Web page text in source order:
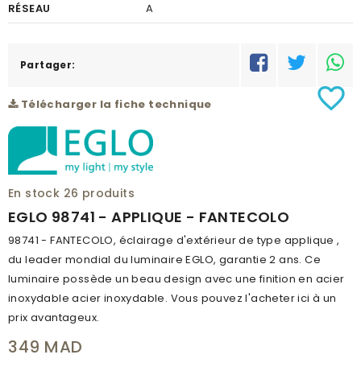
RÉSEAU
A
Partager:
Télécharger la fiche technique
En stock 26 produits
EGLO 98741 - APPLIQUE - FANTECOLO
98741 - FANTECOLO, éclairage d'extérieur de type applique ,
du leader mondial du luminaire EGLO, garantie 2 ans. Ce
luminaire possède un beau design avec une finition en acier
inoxydable acier inoxydable. Vous pouvez l'acheter ici à un
prix avantageux.
favorite_border
349 MAD